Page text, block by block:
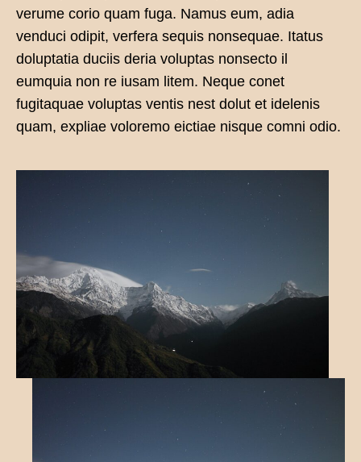
verume corio quam fuga. Namus eum, adia
venduci odipit, verfera sequis nonsequae. Itatus
doluptatia duciis deria voluptas nonsecto il
eumquia non re iusam litem. Neque conet
fugitaquae voluptas ventis nest dolut et idelenis
quam, expliae voloremo eictiae nisque comni odio.